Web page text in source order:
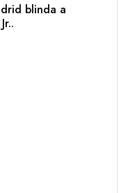
blinda a